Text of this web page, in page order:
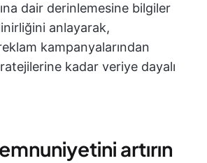
dair derinlemesine bilgiler
anlayarak,
kampanyalarından
kadar veriye dayalı
artırın